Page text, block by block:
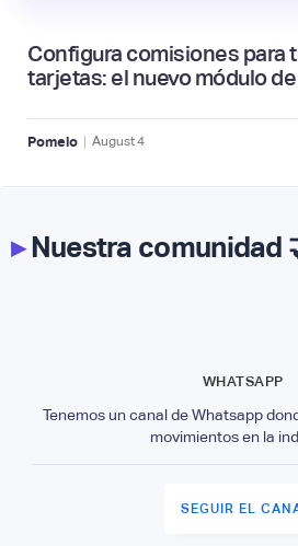
Configura comisiones para
tarjetas: el nuevo módulo
Pomelo | August4
▸Nuestra comunidad
WHATSAPP
Tenemos un canal de Whatsapp
movimientos en la
SEGUIR EL